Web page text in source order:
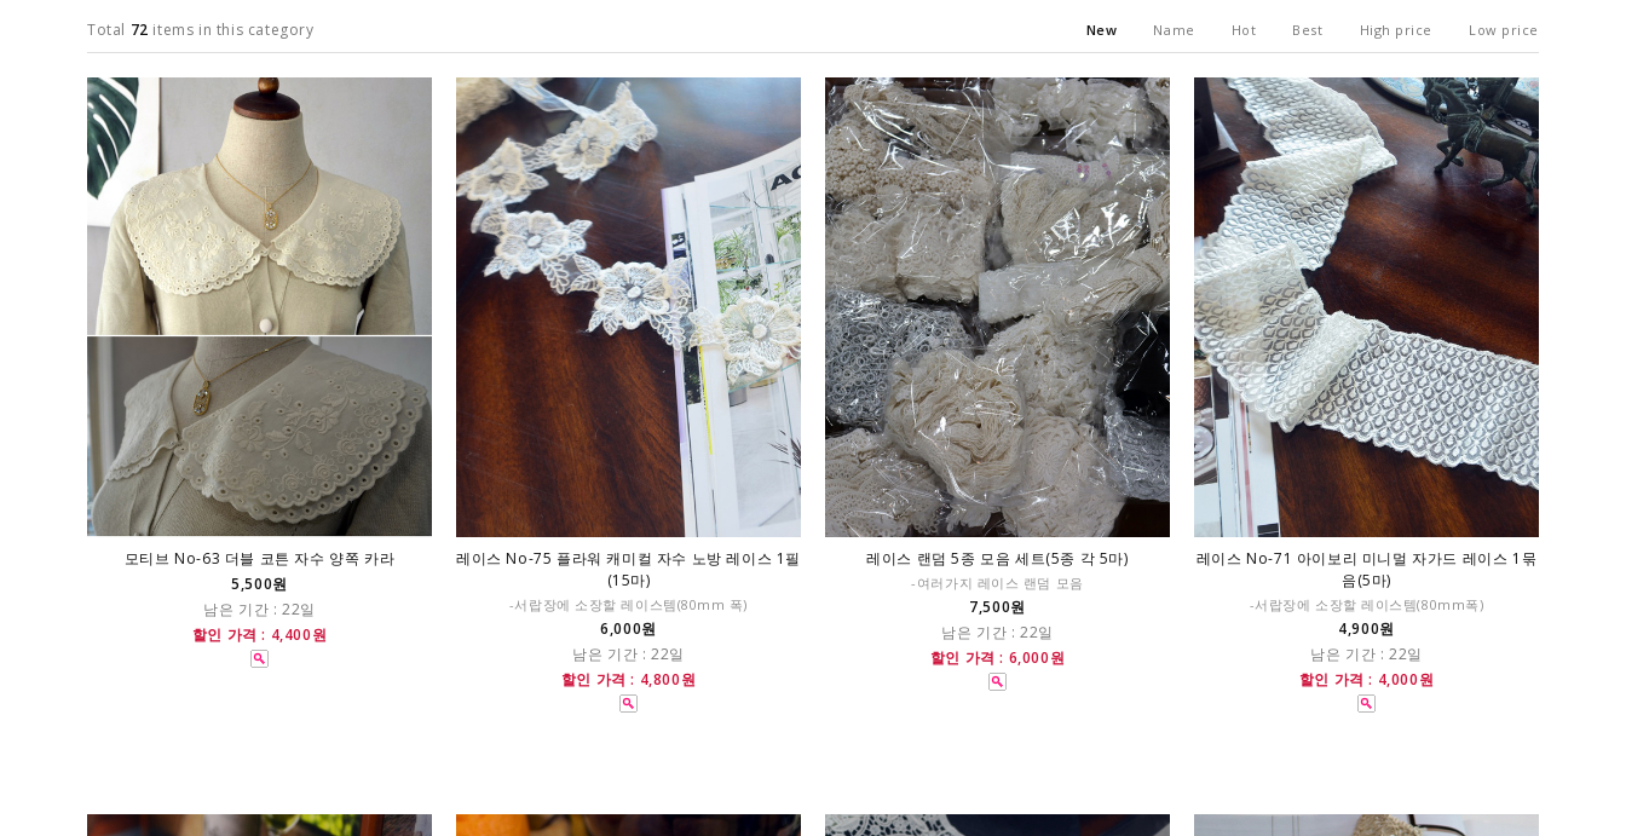
Total 72 items in this category New Name Hot Best High price Low price
모티브 No-63 더블 코튼 자수 양쪽 카라
5,500원
남은 기간 : 22일
할인 가격 : 4,400원
레이스 No-75 플라워 캐미컬 자수 노방 레이스 1필
(15마)
-서랍장에 소장할 레이스템(80mm 폭)
6,000원
남은 기간 : 22일
할인 가격 : 4,800원
레이스 랜덤 5종 모음 세트(5종 각 5마)
-여러가지 레이스 랜덤 모음
7,500원
남은 기간 : 22일
할인 가격 : 6,000원
레이스 No-71 아이보리 미니멀 자가드 레이스 1묶
음(5마)
-서랍장에 소장할 레이스템(80mm폭)
4,900원
남은 기간 : 22일
할인 가격 : 4,000원